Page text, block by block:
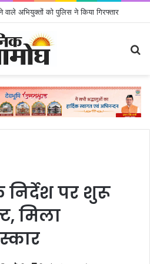
अभियुक्तों को पुलिस ने किया गिरफ्तार
निर्देश पर शुरू
मिला